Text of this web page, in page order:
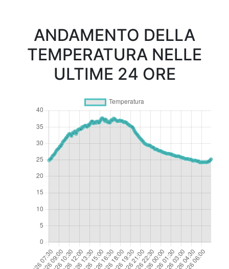
ANDAMENTO DELLA
TEMPERATURA NELLE
ULTIME 24 ORE